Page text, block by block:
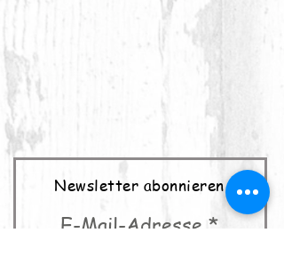
Newsletter abonnieren
E-Mail-Adresse